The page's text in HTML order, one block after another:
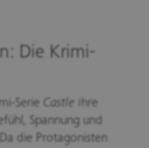
Die Krimi-
Serie Castle ihre
Spannung und
die Protagonisten